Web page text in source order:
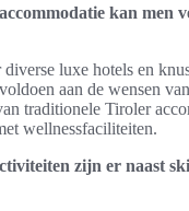
kan men
luxe hotels en
aan de wensen
traditionele Tiroler
wellnessfaciliteiten.
zijn er naast